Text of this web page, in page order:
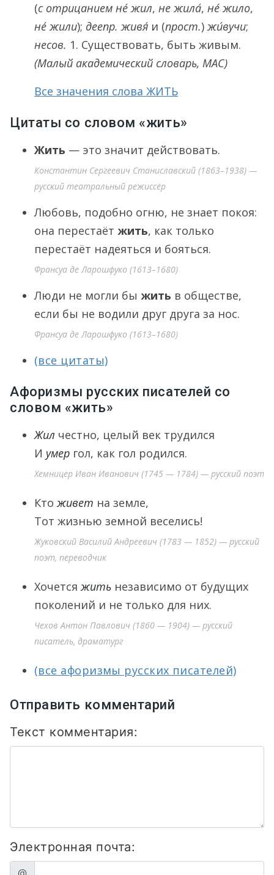
(с отрицанием не́ жил, не жила́, не́ жило,
не́ жили); деепр. живя́ и (прост.)жи́вучи;
несов. 1. Существовать, быть живым.
(Малый академический словарь, МАС)
Все значения слова ЖИТЬ
Цитаты со словом «жить»
Жить — это значит действовать.
Константин Сергеевич Станиславский (1863–1938) —
русский театральный режиссёр
Любовь, подобно огню, не знает покоя:
она перестаёт жить, как только
перестаёт надеяться и бояться.
Франсуа де Ларошфуко (1613–1680)
Люди не могли бы жить в обществе,
если бы не водили друг друга за нос.
Франсуа де Ларошфуко (1613–1680)
(все цитаты)
Афоризмы русских писателей со
словом «жить»
Жил честно, целый век трудился
И умер гол, как гол родился.
Хемницер Иван Иванович (1745 — 1784) — русский поэт
Ктоживет на земле,
Тот жизнью земной веселись!
Жуковский Василий Андреевич (1783 — 1852) — русский
поэт, переводчик
Хочетсяжить независимо от будущих
поколений и не только для них.
Чехов Антон Павлович (1860 — 1904) — русский
писатель, драматург
(все афоризмы русских писателей)
Отправить комментарий
Текст комментария:
Электронная почта:
@